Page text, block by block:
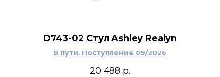
D743-02 Стул Ashley Realyn
В пути. Поступление 09/2026
20 488 р.